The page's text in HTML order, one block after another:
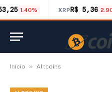
1.40% XRPR$ 5,36
Início » Altcoins